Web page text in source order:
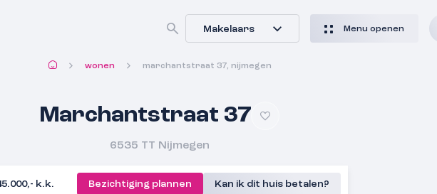
Makelaars Menu openen
wonen marchantstraat 37, nijmegen
Marchantstraat 37
6535 TT Nijmegen
k.k. Bezichtiging plannen Kan ik dit huis betalen?